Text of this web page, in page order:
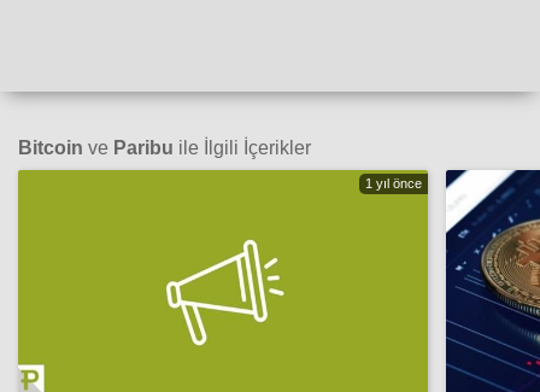
Bitcoin ve Paribu ile İlgili İçerikler
1 yıl önce